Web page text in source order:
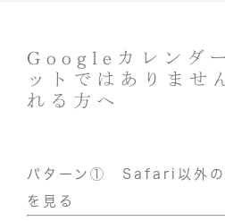
Googleカレンダ
ットではありませ
れる方へ
パターン① Safari以外の
を見る